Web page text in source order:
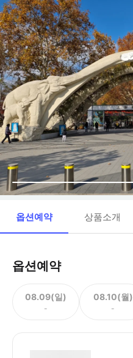
옵션예약 상품소개
옵션예약
08.09(일)
-
08.10(월)
-